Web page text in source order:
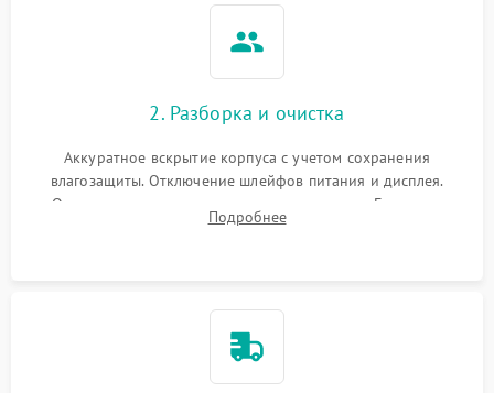
2. Разборка и очистка
Аккуратное вскрытие корпуса с учетом сохранения
влагозащиты. Отключение шлейфов питания и дисплея.
Очистка внутренних плат от окислов и пыли. Бережная
обработка германиевого объектива специализированными
Подробнее